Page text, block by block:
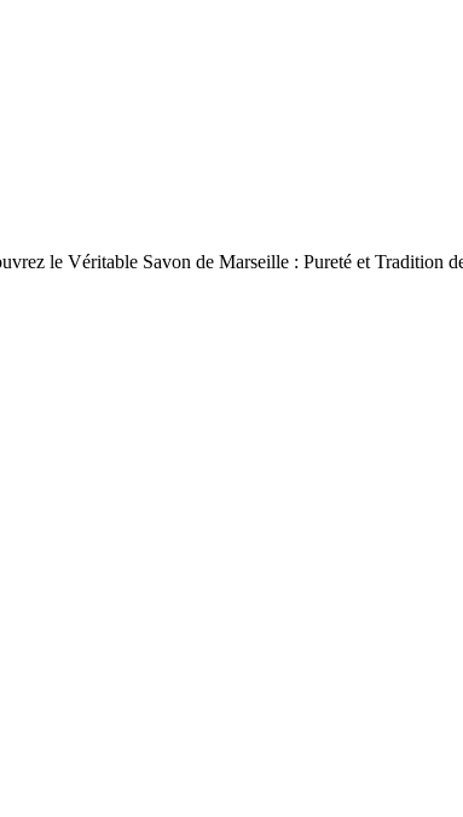
le Véritable Savon de Marseille : Pureté et Tradition